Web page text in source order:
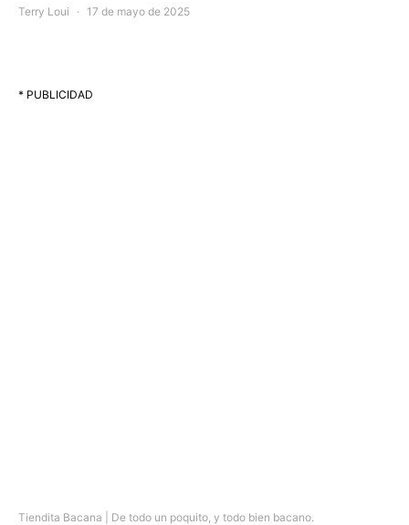
Terry Loui 17 de mayo de 2025
* PUBLICIDAD
Tiendita Bacana | De todo un poquito, y todo bien bacano.